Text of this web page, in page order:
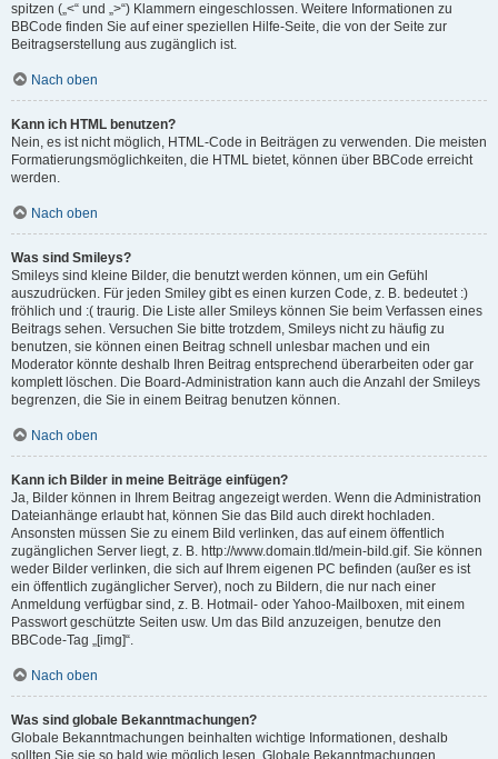
spitzen („<“ und „>“) Klammern eingeschlossen. Weitere Informationen zu
BBCode finden Sie auf einer speziellen Hilfe-Seite, die von der Seite zur
Beitragserstellung aus zugänglich ist.
Nach oben
Kann ich HTML benutzen?
Nein, es ist nicht möglich, HTML-Code in Beiträgen zu verwenden. Die meisten
Formatierungsmöglichkeiten, die HTML bietet, können über BBCode erreicht
werden.
Nach oben
Was sind Smileys?
Smileys sind kleine Bilder, die benutzt werden können, um ein Gefühl
auszudrücken. Für jeden Smiley gibt es einen kurzen Code, z. B. bedeutet :)
fröhlich und :( traurig. Die Liste aller Smileys können Sie beim Verfassen eines
Beitrags sehen. Versuchen Sie bitte trotzdem, Smileys nicht zu häufig zu
benutzen, sie können einen Beitrag schnell unlesbar machen und ein
Moderator könnte deshalb Ihren Beitrag entsprechend überarbeiten oder gar
komplett löschen. Die Board-Administration kann auch die Anzahl der Smileys
begrenzen, die Sie in einem Beitrag benutzen können.
Nach oben
Kann ich Bilder in meine Beiträge einfügen?
Ja, Bilder können in Ihrem Beitrag angezeigt werden. Wenn die Administration
Dateianhänge erlaubt hat, können Sie das Bild auch direkt hochladen.
Ansonsten müssen Sie zu einem Bild verlinken, das auf einem öffentlich
zugänglichen Server liegt, z. B. http://www.domain.tld/mein-bild.gif. Sie können
weder Bilder verlinken, die sich auf Ihrem eigenen PC befinden (außer es ist
ein öffentlich zugänglicher Server), noch zu Bildern, die nur nach einer
Anmeldung verfügbar sind, z. B. Hotmail- oder Yahoo-Mailboxen, mit einem
Passwort geschützte Seiten usw. Um das Bild anzuzeigen, benutze den
BBCode-Tag „[img]“.
Nach oben
Was sind globale Bekanntmachungen?
Globale Bekanntmachungen beinhalten wichtige Informationen, deshalb
sollten Sie sie so bald wie möglich lesen. Globale Bekanntmachungen